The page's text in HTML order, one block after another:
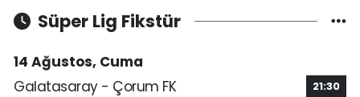
Süper Lig Fikstür
14 Ağustos, Cuma
Galatasaray - Çorum FK
21:30